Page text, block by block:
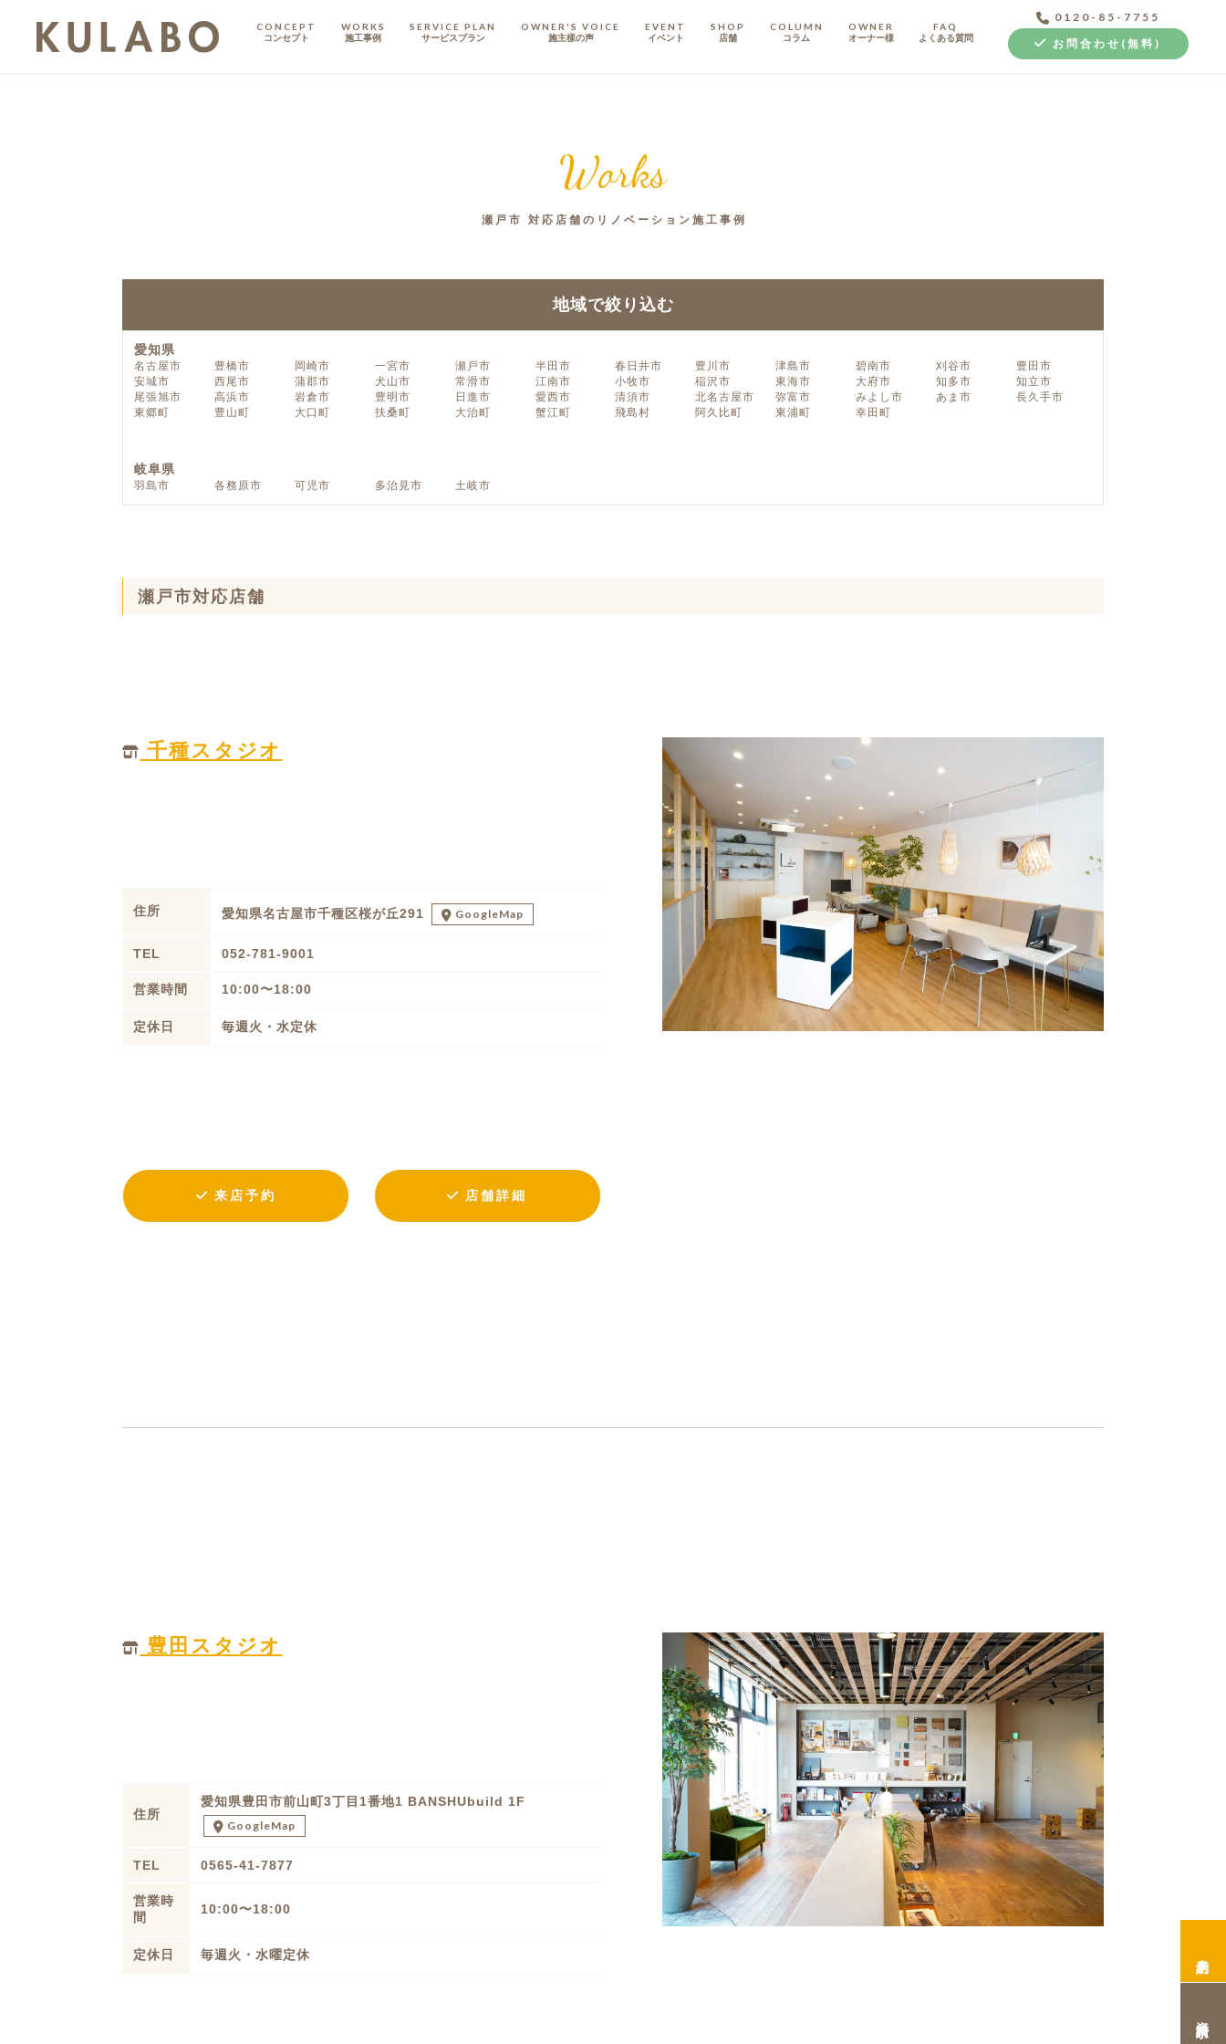
CONCEPT
コンセプト
WORKS
施工事例
SERVICE PLAN
サービスプラン
OWNER'S VOICE
施主樣の声
EVENT
イベント
SHOP
店舗
COLUMN
コラム
OWNER
オーナー様
FAQ
よくある質問
0120-85-7755
お問合わせ(無料)
Works
瀬戸市 対応店舗のリノベーション施工事例
地域で絞り込む
愛知県
名古屋市 豊橋市 岡崎市 一宮市 瀬戸市 半田市 春日井市 豊川市 津島市 碧南市 刈谷市
豊田市
安城市
西尾市 蒲郡市 犬山市 常滑市 江南市 小牧市 稲沢市 東海市 大府市 知多市
知立市
尾張旭市
高浜市 岩倉市 豊明市 日進市 愛西市 清須市 北名古屋市 弥富市 みよし市 あま市
長久手市
東郷町
豊山町 大口町 扶桑町 大治町 蟹江町 飛島村 阿久比町 東浦町 幸田町
岐阜県
羽島市 各務原市 可児市 多治見市 土岐市
瀬戸市対応店舗
千種スタジオ
住所 愛知県名古屋市千種区桜が丘291 GoogleMap
TEL 052-781-9001
営業時間 10:00〜18:00
定休日 毎週火・水定休
来店予約 店舗詳細
豊田スタジオ
住所
愛知県豊田市前山町3丁目1番地1 BANSHUbuild 1F
GoogleMap
TEL 0565-41-7877
営業時
間
10:00〜18:00
定休日 毎週火・水曜定休